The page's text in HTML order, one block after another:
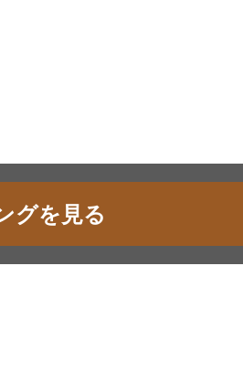
グを見る